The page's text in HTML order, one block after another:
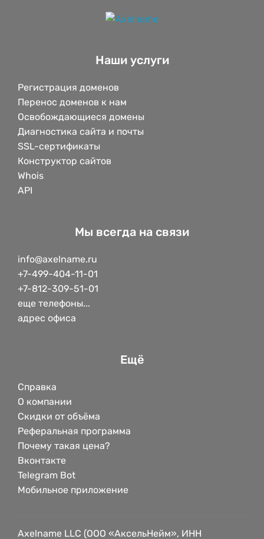
Наши услуги
Регистрация доменов
Перенос доменов к нам
Освобождающиеся домены
Диагностика сайта и почты
SSL-сертификаты
Конструктор сайтов
Whois
API
Мы всегда на связи
info@axelname.ru
+7-499-404-11-01
+7-812-309-51-01
еще телефоны...
адрес офиса
Ещё
Справка
О компании
Скидки от объёма
Реферальная программа
Почему такая цена?
Вконтакте
Telegram Bot
Мобильное приложение
Axelname LLC (ООО «АксельНейм», ИНН